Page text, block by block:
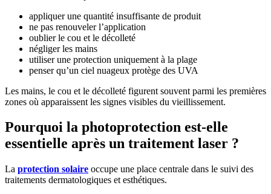
appliquer une quantité insuffisante de produit
ne pas renouveler l’application
oublier le cou et le décolleté
négliger les mains
utiliser une protection uniquement à la plage
penser qu’un ciel nuageux protège des UVA
Les mains, le cou et le décolleté figurent souvent parmi les premières
zones où apparaissent les signes visibles du vieillissement.
Pourquoi la photoprotection est-elle
essentielle après un traitement laser ?
La protection solaire occupe une place centrale dans le suivi des
traitements dermatologiques et esthétiques.